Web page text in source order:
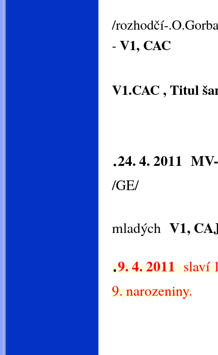
/rozhodčí-
- V1, CAC
V1.CAC , Titul
.24. 4. 2011
/
mladých V1,
.9. 4. 2011slaví
9. narozeniny.